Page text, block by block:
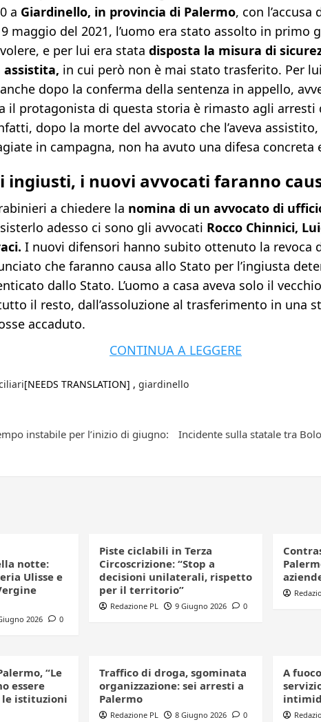
a Giardinello, in provincia di Palermo, con
maggio del 2021, l’uomo era stato assolto in primo
e per lui era stata disposta la misura di
in cui però non è mai stato trasferito. Per
dopo la conferma della sentenza in appello,
il protagonista di questa storia è rimasto agli
dopo la morte del avvocato che l’aveva assistito,
in campagna, non ha avuto una difesa concreta
ingiusti, i nuovi avvocati faranno
a chiedere la nomina di un avvocato di
adesso ci sono gli avvocati Rocco Chinnici,
I nuovi difensori hanno subito ottenuto la revoca
che faranno causa allo Stato per l’ingiusta
dallo Stato. L’uomo a casa aveva solo il
il resto, dall’assoluzione al trasferimento in una
accaduto.
CONTINUA A LEGGERE
[NEEDS TRANSLATION] , giardinello
instabile per l’inizio di giugno:
Incidente sulla statale tra
notte:
Ulisse e
2026 0
Piste ciclabili in Terza
Circoscrizione: “Stop a
decisioni unilaterali, rispetto
per il territorio”
Redazione PL 9 Giugno 2026 0
“Le
essere
istituzioni
Traffico di droga, sgominata
organizzazione: sei arresti a
Palermo
Redazione PL 8 Giugno 2026 0
A